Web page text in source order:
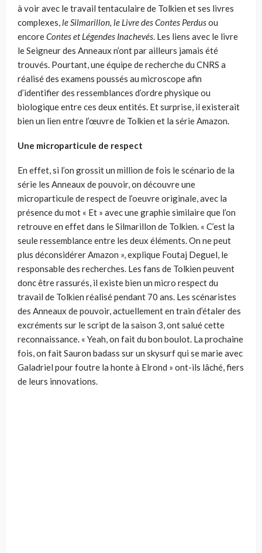
à voir avec le travail tentaculaire de Tolkien et ses livres
complexes,le Silmarillon, le Livre des Contes Perdusou
encoreContes et Légendes Inachevés. Les liens avec le livre
le Seigneur des Anneaux n’ont par ailleurs jamais été
trouvés. Pourtant, une équipe de recherche du CNRS a
réalisé des examens poussés au microscope afin
d’identifier des ressemblances d’ordre physique ou
biologique entre ces deux entités. Et surprise, il existerait
bien un lien entre l’œuvre de Tolkien et la série Amazon.
Une microparticule de respect
En effet, si l’on grossit un million de fois le scénario de la
série les Anneaux de pouvoir, on découvre une
microparticule de respect de l’oeuvre originale, avec la
présence du mot « Et » avec une graphie similaire que l’on
retrouve en effet dans le Silmarillon de Tolkien. « C’est la
seule ressemblance entre les deux éléments. On ne peut
plus déconsidérer Amazon », explique Foutaj Deguel, le
responsable des recherches. Les fans de Tolkien peuvent
donc être rassurés, il existe bien un micro respect du
travail de Tolkien réalisé pendant 70 ans. Les scénaristes
des Anneaux de pouvoir, actuellement en train d’étaler des
excréments sur le script de la saison 3, ont salué cette
reconnaissance. « Yeah, on fait du bon boulot. La prochaine
fois, on fait Sauron badass sur un skysurf qui se marie avec
Galadriel pour foutre la honte à Elrond » ont-ils lâché, fiers
de leurs innovations.